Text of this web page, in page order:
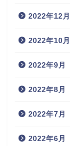
2022年12月
2022年10月
2022年9月
2022年8月
2022年7月
2022年6月